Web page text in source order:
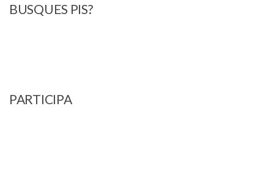
BUSQUES PIS?
PARTICIPA